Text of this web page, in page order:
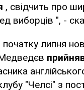
, свідчить про
виборців ", -
липня
"Челсі" з